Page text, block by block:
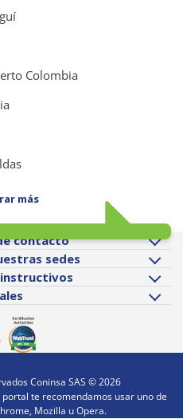
Colombia
más
contacto
sedes
Coninsa SAS ©2026
te recomendamos usar uno de
Mozilla u Opera.